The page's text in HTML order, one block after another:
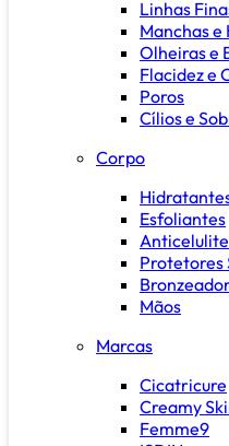
Linhas
Manchas
Olheiras e
Flacidez e
Poros
Cílios e
Corpo
Esfoliantes
Protetores
Mãos
Marcas
Cicatricure
Creamy
Femme9